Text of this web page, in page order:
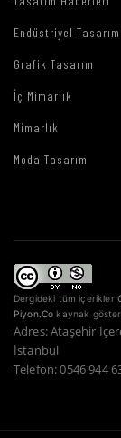
Endüstriyel Tasarım
Grafik Tasarım
İç Mimarlık
Mimarlık
Moda Tasarım
Dergideki tüm içerikler
Piyon.Co kaynak
Adres: Ataşehir
İstanbul
Telefon: 0546 944